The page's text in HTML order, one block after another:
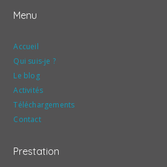
Menu
Accueil
Qui suis-je ?
Le blog
Activités
Téléchargements
Contact
Prestation